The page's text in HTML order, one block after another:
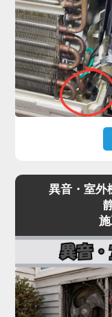
が絡んでいるケ
実際の現場では
機種で、フィン
モーター・基板
半分以下しか発
せん。
「冷えが弱い」
ンプレッサーが
ないトラブルに
し、フィルター
経験豊富なプロ
ず確実に診断し
冷暖房の効きが
ださい。
いるといった「
に集中するご相
原因のほとんど
排出する管）の
ースの中にホコ
妨げます。
水漏れはドレン
異音・室外